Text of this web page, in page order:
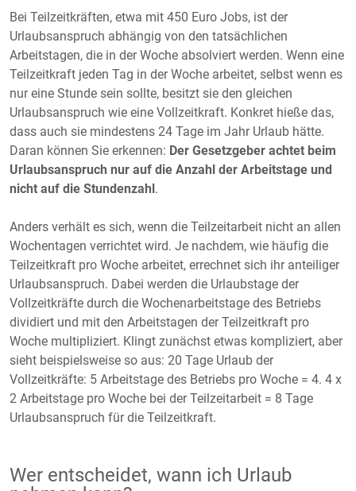
Bei Teilzeitkräften, etwa mit 450 Euro Jobs, ist der
Urlaubsanspruch abhängig von den tatsächlichen
Arbeitstagen, die in der Woche absolviert werden. Wenn eine
Teilzeitkraft jeden Tag in der Woche arbeitet, selbst wenn es
nur eine Stunde sein sollte, besitzt sie den gleichen
Urlaubsanspruch wie eine Vollzeitkraft. Konkret hieße das,
dass auch sie mindestens 24 Tage im Jahr Urlaub hätte.
Daran können Sie erkennen: Der Gesetzgeber achtet beim
Urlaubsanspruch nur auf die Anzahl der Arbeitstage und
nicht auf die Stundenzahl.
Anders verhält es sich, wenn die Teilzeitarbeit nicht an allen
Wochentagen verrichtet wird. Je nachdem, wie häufig die
Teilzeitkraft pro Woche arbeitet, errechnet sich ihr anteiliger
Urlaubsanspruch. Dabei werden die Urlaubstage der
Vollzeitkräfte durch die Wochenarbeitstage des Betriebs
dividiert und mit den Arbeitstagen der Teilzeitkraft pro
Woche multipliziert. Klingt zunächst etwas kompliziert, aber
sieht beispielsweise so aus: 20 Tage Urlaub der
Vollzeitkräfte: 5 Arbeitstage des Betriebs pro Woche = 4. 4 x
2 Arbeitstage pro Woche bei der Teilzeitarbeit = 8 Tage
Urlaubsanspruch für die Teilzeitkraft.
Wer entscheidet, wann ich Urlaub